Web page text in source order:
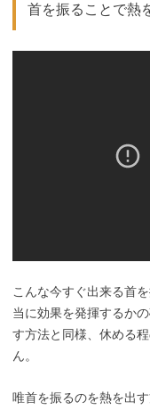
首を振ることで熱
こんな今すぐ出来る首
当に効果を発揮するか
す方法と同様、休める
ん。
唯首を振るのを熱を出